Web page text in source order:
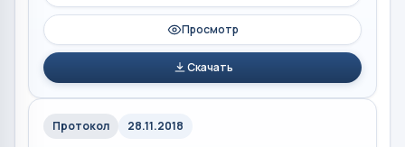
Просмотр
Скачать
Протокол 28.11.2018